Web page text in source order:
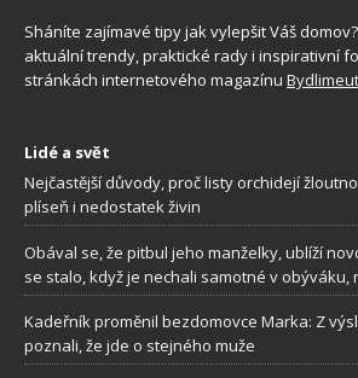
Sháníte zajímavé tipy jak vylepšit Váš
aktuální trendy, praktické rady i inspirativní
stránkách internetového magazínu
Lidé a svět
Nejčastější důvody, proč listy orchidejí
plíseň i nedostatek živin
Obával se, že pitbul jeho manželky, ublíží
se stalo, když je nechali samotné v obýváku,
Kadeřník proměnil bezdomovce Marka: Z
poznali, že jde o stejného muže